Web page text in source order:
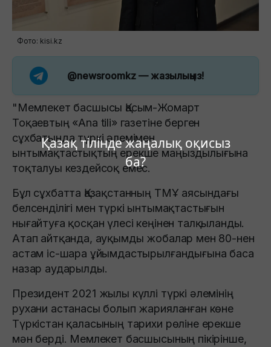
Қазақ тілінде жаңалық оқисыз
ба?
Фото: kisi.kz
@newsroomkz — жазылыңыз!
"Мемлекет басшысы Қасым-Жомарт
Тоқаевтың «Ana tili» газетіне берген
сұхбатында түркі әлемімен
ынтымақтастықтың ерекше маңыздылығына
тоқталуы кездейсоқ емес.
Бұл сұхбатта Қазақстанның ТМҰ аясындағы
белсенділігі мен түркі ынтымақтастығын
нығайтуға қосқан үлесі кеңінен талқыланды.
Атап айтқанда, ауқымды жобалар мен 80-нен
астам іс-шара ұйымдастырылғандығына баса
назар аударылды.
Президент 2021 жылы күллі түркі әлемінің
рухани астанасы болып жарияланған көне
Түркістан қаласының тарихи рөліне ерекше
мән берді. Мемлекет басшысының пікірінше,